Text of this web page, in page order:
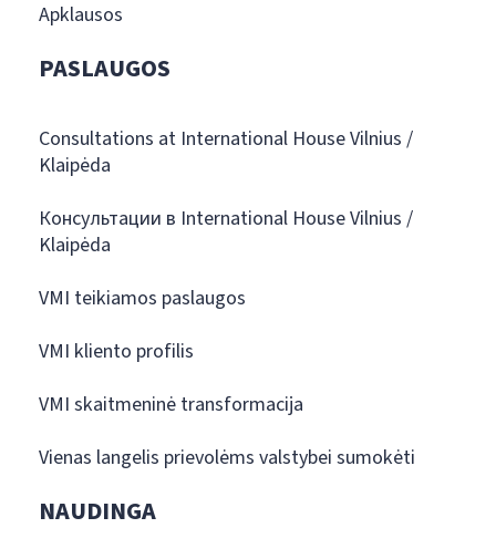
Apklausos
PASLAUGOS
Consultations at International House Vilnius /
Klaipėda
Консультации в International House Vilnius /
Klaipėda
VMI teikiamos paslaugos
VMI kliento profilis
VMI skaitmeninė transformacija
Vienas langelis prievolėms valstybei sumokėti
NAUDINGA